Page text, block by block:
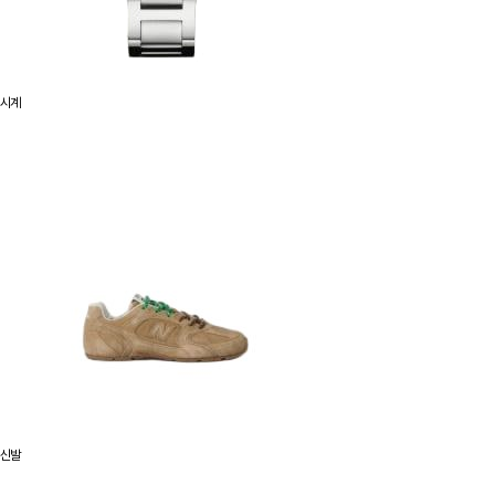
시계
신발